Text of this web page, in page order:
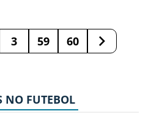
3 59 60
NO FUTEBOL